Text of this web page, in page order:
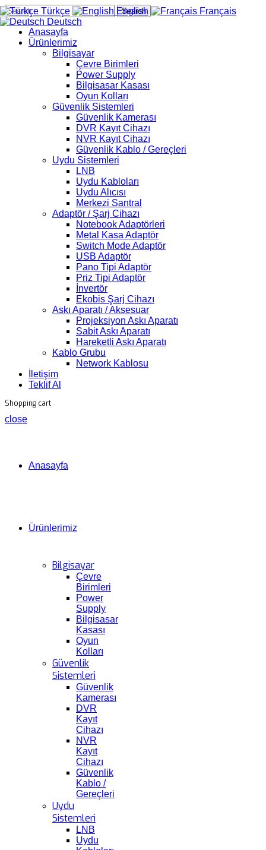
Search
Anasayfa
Ürünlerimiz
Bilgisayar
Çevre Birimleri
Power Supply
Bilgisasar Kasası
Oyun Kolları
Güvenlik Sistemleri
Güvenlik Kamerası
DVR Kayıt Cihazı
NVR Kayıt Cihazı
Güvenlik Kablo / Gereçleri
Uydu Sistemleri
LNB
Uydu Kabloları
Uydu Alıcısı
Merkezi Santral
Adaptör / Şarj Cihazı
Notebook Adaptörleri
Metal Kasa Adaptör
Switch Mode Adaptör
USB Adaptör
Pano Tipi Adaptör
Priz Tipi Adaptör
İnvertör
Ekobis Şarj Cihazı
Askı Aparatı / Aksesuar
Projeksiyon Askı Aparatı
Sabit Askı Aparatı
Hareketli Askı Aparatı
Kablo Grubu
Network Kablosu
İletişim
Teklif Al
Shopping cart
close
Anasayfa
Ürünlerimiz
Bilgisayar
Çevre
Birimleri
Power
Supply
Bilgisasar
Kasası
Oyun
Kolları
Güvenlik
Sistemleri
Güvenlik
Kamerası
DVR
Kayıt
Cihazı
NVR
Kayıt
Cihazı
Güvenlik
Kablo /
Gereçleri
Uydu
Sistemleri
LNB
Uydu
Türkçe English
Français
Deutsch